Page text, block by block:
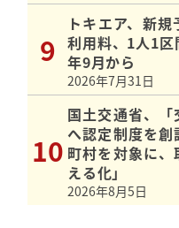
トキエア、新
利用料、1人1
年9月から
2026年7月31日
国土交通省、
へ認定制度を
町村を対象に
える化」
2026年8月5日